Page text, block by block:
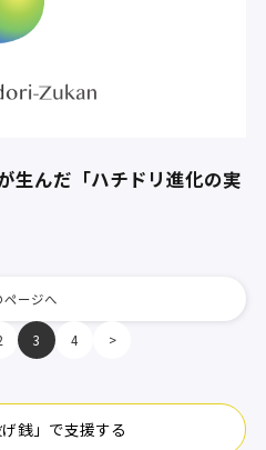
生んだ「ハチドリ進化の実
ページへ
3 4 >
銭」で支援する